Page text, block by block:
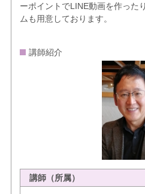
ーポイントでLINE動画を作った
ムも用意しております。
講師紹介
講師（所属）